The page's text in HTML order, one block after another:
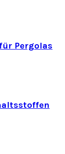
Pergolas